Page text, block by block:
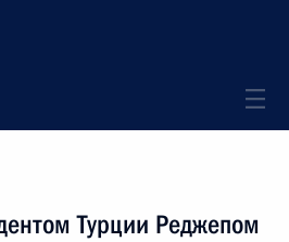
Турции Реджепом